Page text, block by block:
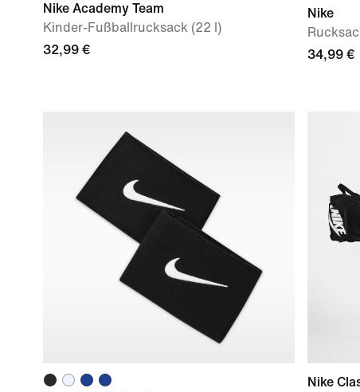
Nike Academy Team
Kinder-Fußballrucksack (22 l)
32,99 €
Nike
34,99 €
Nike